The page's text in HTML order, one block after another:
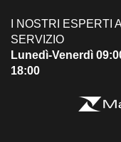
I NOSTRI ESPERTI
SERVIZIO
Lunedì-Venerdì
18:00